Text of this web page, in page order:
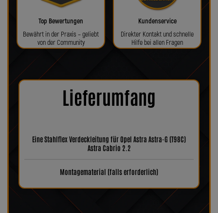
Top Bewertungen
Bewährt in der Praxis – geliebt
von der Community
Kundenservice
Direkter Kontakt und schnelle
Hilfe bei allen Fragen
Lieferumfang
Eine Stahlflex Verdeckleitung für Opel Astra Astra-G (T98C)
Astra Cabrio 2.2
Montagematerial (falls erforderlich)